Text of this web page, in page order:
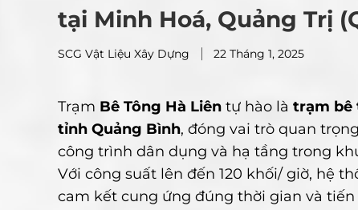
tại Minh Hoá, Quảng Trị
SCG Vật Liệu Xây Dựng 22 Tháng 1, 2025
Trạm Bê Tông Hà Liên tự hào là trạm bê
tỉnh Quảng Bình, đóng vai trò quan
công trình dân dụng và hạ tầng trong
Với công suất lên đến 120 khối/ giờ, hệ
cam kết cung ứng đúng thời gian và